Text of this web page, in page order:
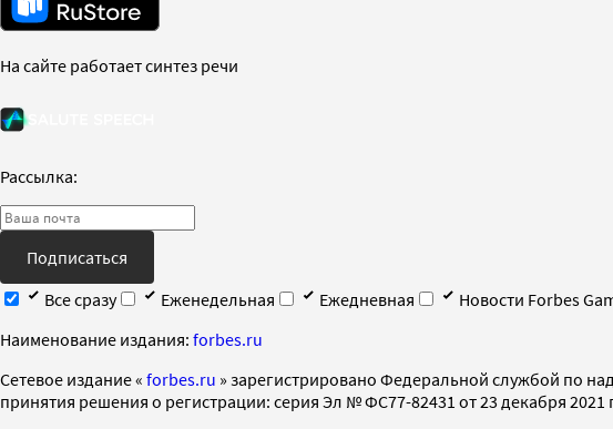
На сайте работает синтез речи
Рассылка:
Подписаться
Все сразу
Еженедельная Ежедневная
Новости Forbes
Наименование издания: forbes.ru
Cетевое издание « forbes.ru » зарегистрировано Федеральной службой по
принятия решения о регистрации: серия Эл № ФС77-82431 от 23 декабря 2021